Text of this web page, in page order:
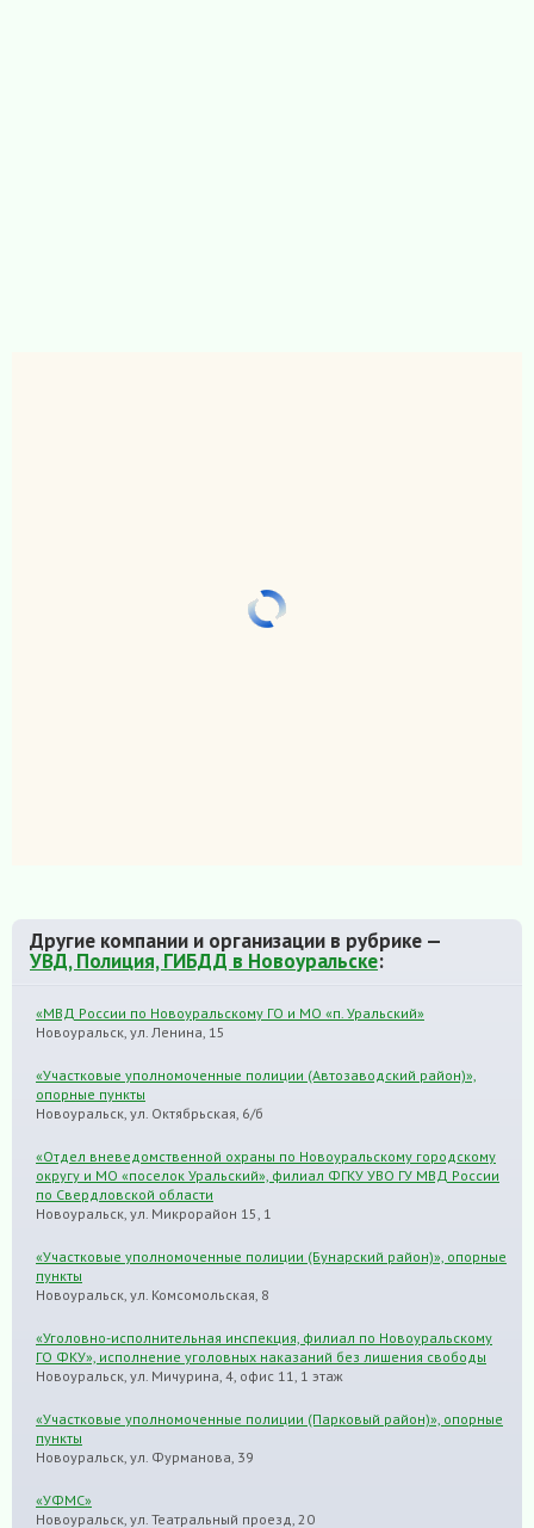
Другие компании и организации в рубрике —
УВД, Полиция, ГИБДД в Новоуральске:
«МВД России по Новоуральскому ГО и МО «п. Уральский»
Новоуральск, ул. Ленина, 15
«Участковые уполномоченные полиции (Автозаводский район)»,
опорные пункты
Новоуральск, ул. Октябрьская, 6/б
«Отдел вневедомственной охраны по Новоуральскому городскому
округу и МО «поселок Уральский», филиал ФГКУ УВО ГУ МВД России
по Свердловской области
Новоуральск, ул. Микрорайон 15, 1
«Участковые уполномоченные полиции (Бунарский район)», опорные
пункты
Новоуральск, ул. Комсомольская, 8
«Уголовно-исполнительная инспекция, филиал по Новоуральскому
ГО ФКУ», исполнение уголовных наказаний без лишения свободы
Новоуральск, ул. Мичурина, 4, офис 11, 1 этаж
«Участковые уполномоченные полиции (Парковый район)», опорные
пункты
Новоуральск, ул. Фурманова, 39
«УФМС»
Новоуральск, ул. Театральный проезд, 20